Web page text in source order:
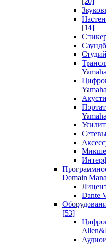
[14]
Yamaha
Yamaha
Yamaha
Domain
Dante
[53]